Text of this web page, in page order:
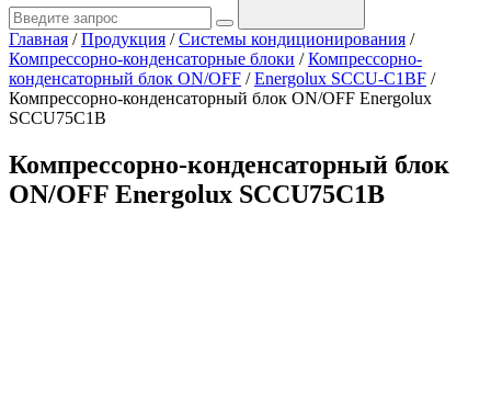
Главная / Продукция / Системы кондиционирования /
Компрессорно-конденсаторные блоки / Компрессорно-
конденсаторный блок ON/OFF / Energolux SCCU-C1BF /
Компрессорно-конденсаторный блок ON/OFF Energolux
SCCU75C1B
Компрессорно-конденсаторный блок
ON/OFF Energolux SCCU75C1B